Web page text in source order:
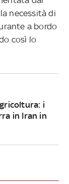
necessità di
a bordo
così lo
i
in Iran in